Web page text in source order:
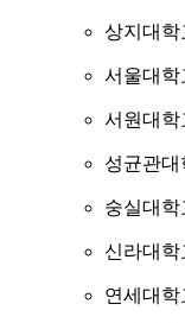
상지대학
서울대학
서원대학
성균관
숭실대
신라대
연세대학